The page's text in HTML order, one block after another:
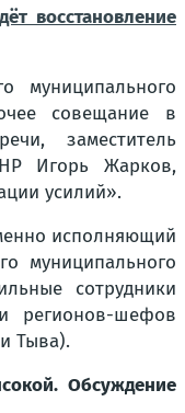
восстановление
муниципального
совещание в
заместитель
Игорь Жарков,
усилий».
исполняющий
муниципального
сотрудники
регионов-шефов
Тыва).
Обсуждение